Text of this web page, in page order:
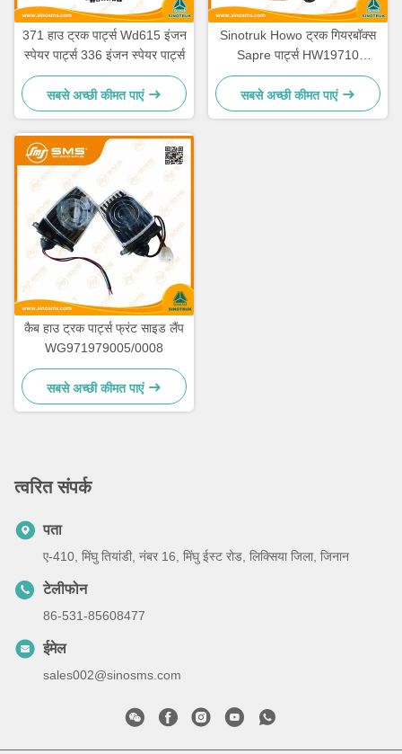
371 हाउ ट्रक पार्ट्स Wd615 इंजन
स्पेयर पार्ट्स 336 इंजन स्पेयर पार्ट्स
सबसे अच्छी कीमत पाएं
Sinotruk Howo ट्रक गियरबॉक्स
Sapre पार्ट्स HW19710
HW19710T HW19712
सबसे अच्छी कीमत पाएं
कैब हाउ ट्रक पार्ट्स फ्रंट साइड लैंप
WG971979005/0008
सबसे अच्छी कीमत पाएं
त्वरित संपर्क
पता
ए-410, मिंघु तियांडी, नंबर 16, मिंघु ईस्ट रोड, लिक्सिया जिला, जिनान
टेलीफोन
86-531-85608477
ईमेल
sales002@sinosms.com